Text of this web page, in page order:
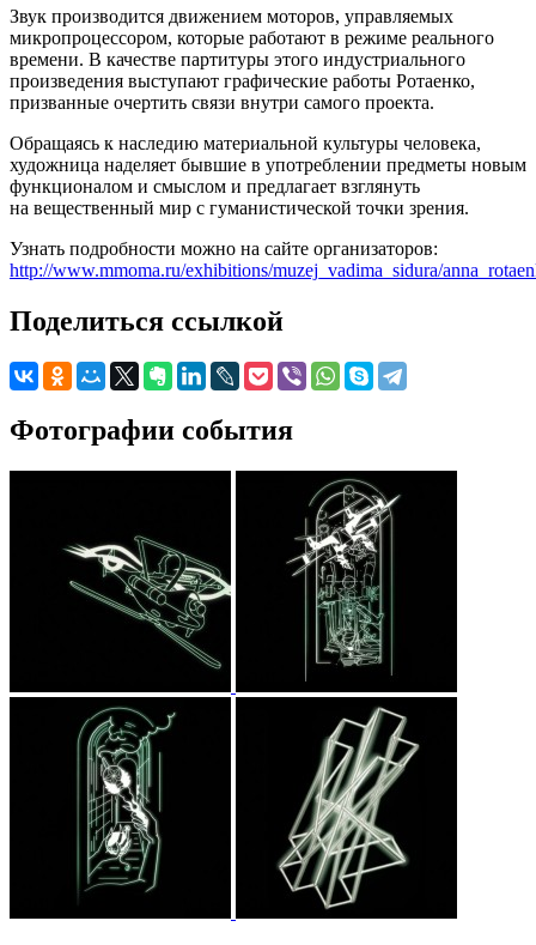
Звук производится движением моторов, управляемых
микропроцессором, которые работают в режиме реального
времени. В качестве партитуры этого индустриального
произведения выступают графические работы Ротаенко,
призванные очертить связи внутри самого проекта.
Обращаясь к наследию материальной культуры человека,
художница наделяет бывшие в употреблении предметы новым
функционалом и смыслом и предлагает взглянуть
на вещественный мир с гуманистической точки зрения.
Узнать подробности можно на сайте организаторов:
http://www.mmoma.ru/exhibitions/muzej_vadima_sidura/
Поделиться ссылкой
Фотографии события